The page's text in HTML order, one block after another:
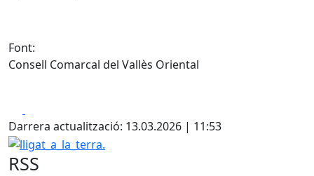
Font:
Consell Comarcal del Vallès Oriental
Darrera actualització: 13.03.2026 | 11:53
lligat_a_la_terra.
RSS